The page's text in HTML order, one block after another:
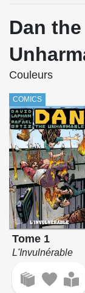
Dan the
Couleurs
COMICS
Tome 1
L'Invulnérable